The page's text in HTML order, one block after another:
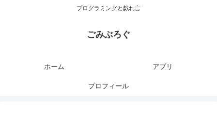
プログラミングと戯れ言
ごみぶろぐ
ホーム アプリ
プロフィール